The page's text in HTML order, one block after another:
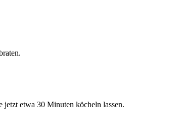
jetzt etwa 30 Minuten köcheln lassen.